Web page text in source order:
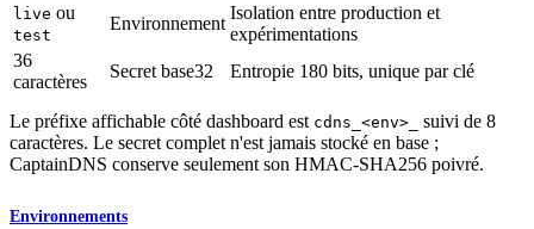
live ou
test
Environnement
Isolation entre production et
expérimentations
36
caractères
Secret base32 Entropie 180 bits, unique par clé
Le préfixe affichable côté dashboard est cdns_<env>_
suivi de 8
caractères. Le secret complet n'est jamais stocké en base ;
CaptainDNS conserve seulement son HMAC-SHA256 poivré.
Environnements